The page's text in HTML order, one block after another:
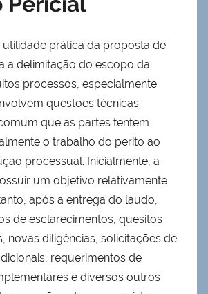
utilidade prática da proposta de
a delimitação do escopo da
processos, especialmente
questões técnicas
que as partes tentem
o trabalho do perito ao
processual. Inicialmente, a
um objetivo relativamente
após a entrega do laudo,
de esclarecimentos, quesitos
novas diligências, solicitações de
requerimentos de
e diversos outros